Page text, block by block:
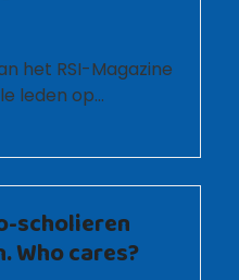
het RSI-Magazine
leden op…
scholieren
Who cares?